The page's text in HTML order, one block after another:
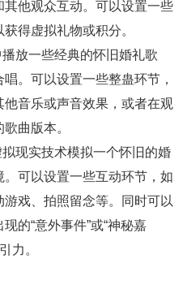
他观众互动。可以设置一些
得虚拟礼物或积分。
放一些经典的怀旧婚礼歌
。可以设置一些整蛊环节，
音乐或声音效果，或者在观
曲版本。
现实技术模拟一个怀旧的婚
可以设置一些互动环节，如
戏、拍照留念等。同时可以
的“意外事件”或“神秘嘉
力。